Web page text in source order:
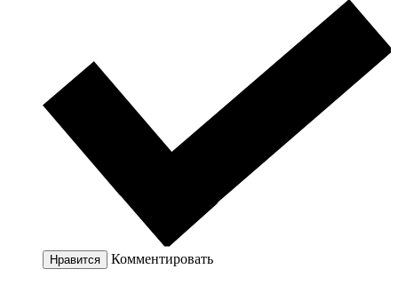
Нравится Комментировать